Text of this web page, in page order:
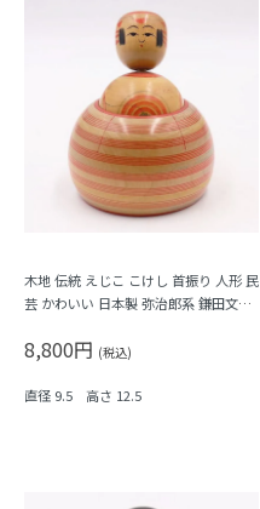
木地 伝統 えじこ こけし 首振り 人形 民
芸 かわいい 日本製 弥治郎系 鎌田文市
8,800円 (税込)
直径 9.5 高さ 12.5